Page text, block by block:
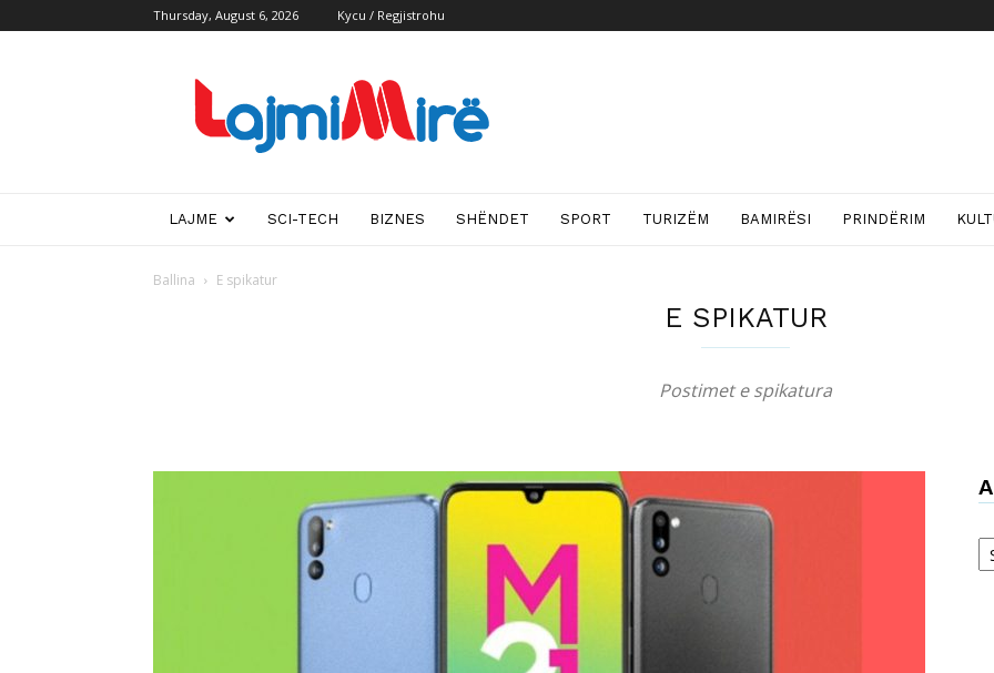
Thursday, August 6, 2026 Kycu / Regjistrohu
mire
LAJME SCI-TECH BIZNES SHËNDET SPORT TURIZËM BAMIRËSI PRINDËRIM
Ballina E spikatur
E SPIKATUR
Postimet e spikatura